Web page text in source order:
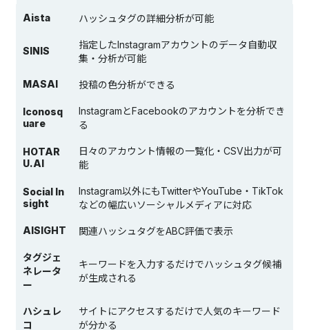
Aista ハッシュタグの詳細分析が可能
SINIS
指定したInstagramアカウントのデータ自動収
集・分析が可能
MASAI 投稿の色分析ができる
Iconosq
uare
InstagramとFacebookのアカウントを分析でき
る
HOTAR
U.AI
日々のアカウント情報の一覧化・CSV出力が可
能
Social In
sight
Instagram以外にもTwitterやYouTube・TikTok
などの幅広いソーシャルメディアに対応
AISIGHT 関連ハッシュタグをABC評価で表示
タグジェ
ネレータ
ー
キーワードを入力するだけでハッシュタグ候補
が生成される
ハシュレ
コ
サイトにアクセスするだけで人気のキーワード
が分かる